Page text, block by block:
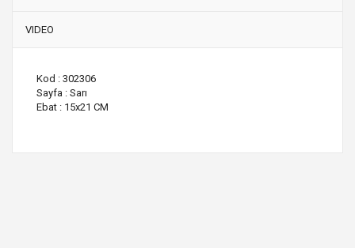
VIDEO
Kod : 302306
Sayfa : Sarı
Ebat : 15x21 CM